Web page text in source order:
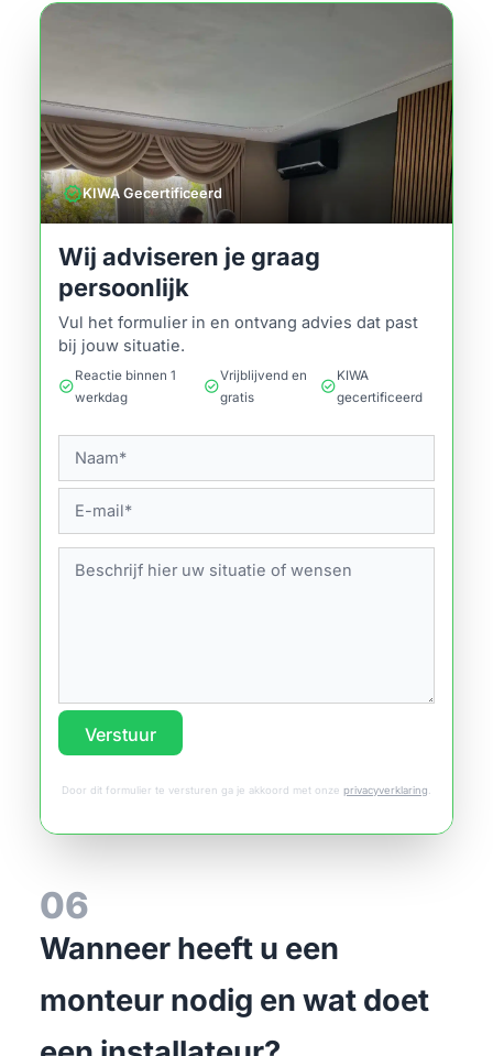
verifiedKIWA Gecertificeerd
Wij adviseren je graag
persoonlijk
Vul het formulier in en ontvang advies dat past
bij jouw situatie.
check_circle
Reactie binnen 1
werkdag
check_circle
Vrijblijvend en
gratis
check_circle
KIWA
gecertificeerd
Verstuur
Door dit formulier te versturen ga je akkoord met onze privacyverklaring
06
Wanneer heeft u een
monteur nodig en wat doet